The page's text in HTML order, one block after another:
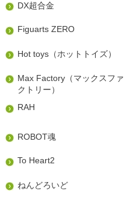
DX超合金
Figuarts ZERO
Hot toys（ホットトイズ）
Max Factory（マックスファ
クトリー）
RAH
ROBOT魂
To Heart2
ねんどろいど